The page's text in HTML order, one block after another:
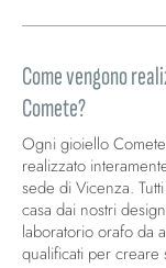
Come vengono
Comete?
Ogni gioiello
realizzato
sede di Vicenza.
casa dai nostri
laboratorio orafo da
qualificati per creare